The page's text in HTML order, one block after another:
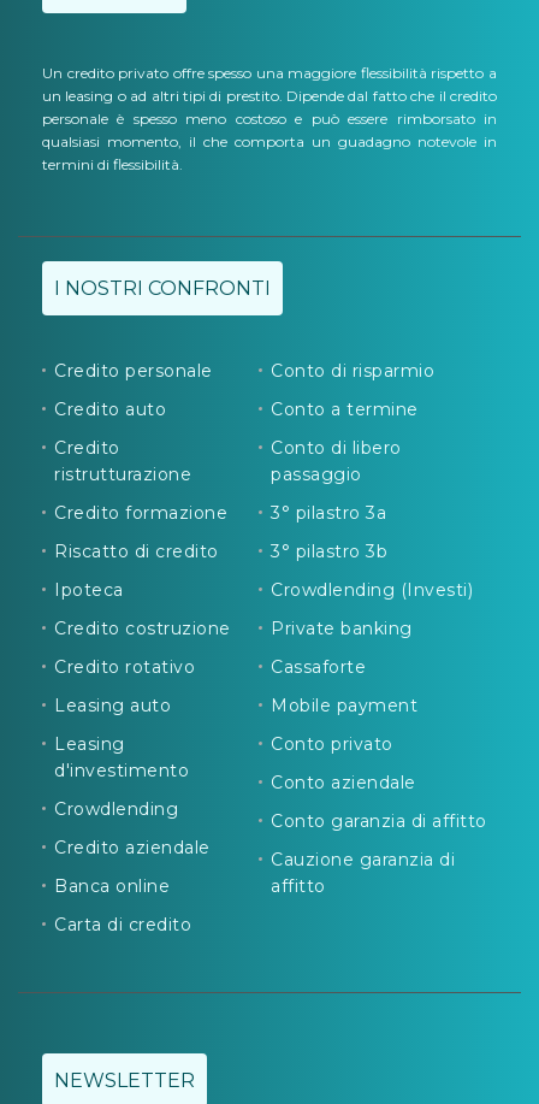
Un credito privato offre spesso una maggiore flessibilità rispetto a
un leasing o ad altri tipi di prestito. Dipende dal fatto che il credito
personale è spesso meno costoso e può essere rimborsato in
qualsiasi momento, il che comporta un guadagno notevole in
termini di flessibilità.
I NOSTRI CONFRONTI
Credito personale
Credito auto
Credito
ristrutturazione
Credito formazione
Riscatto di credito
Ipoteca
Credito costruzione
Credito rotativo
Leasing auto
Leasing
d'investimento
Crowdlending
Credito aziendale
Banca online
Carta di credito
Conto di risparmio
Conto a termine
Conto di libero
passaggio
3° pilastro 3a
3° pilastro 3b
Crowdlending (Investi)
Private banking
Cassaforte
Mobile payment
Conto privato
Conto aziendale
Conto garanzia di affitto
Cauzione garanzia di
affitto
NEWSLETTER